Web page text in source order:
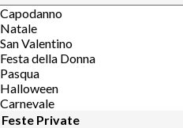
Capodanno
Natale
San Valentino
Festa della Donna
Pasqua
Halloween
Carnevale
Feste Private